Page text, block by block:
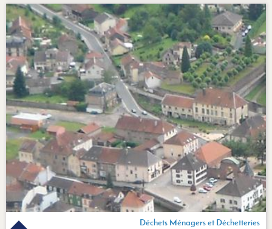
Déchets Ménagers et Déchetteries